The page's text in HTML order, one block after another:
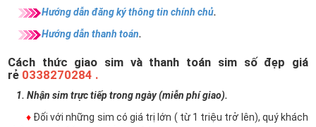
Hướng dẫn đăng ký thông tin chính chủ.
Hướng dẫn thanh toán.
Cách thức giao sim và thanh toán sim số đẹp giá
rẻ 0338270284 .
1. Nhận sim trực tiếp trong ngày (miễn phí giao).
♦ Đối với những sim có giá trị lớn ( từ 1 triệu trở lên), quý khách